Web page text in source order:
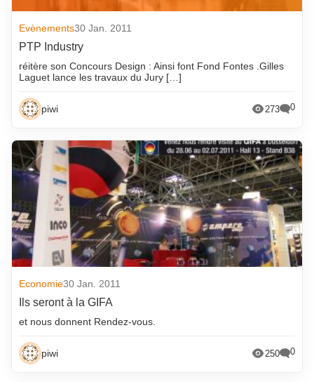
avril 2022
janvier 2022
décembre 2021
octobre 2021
septembre 2021
août 2021
juillet 2021
juin 2021
mai 2021
avril 2021
mars 2021
février 2021
janvier 2021
mai 2014
février 2014
novembre 2013
octobre 2013
septembre 2013
août 2013
juillet 2013
juin 2013
mars 2013
Evènements30 Jan. 2011
PTP Industry
réitère son Concours Design : Ainsi font Fond Fontes .Gilles
Laguet lance les travaux du Jury […]
piwi 273 0
Economie30 Jan. 2011
Ils seront à la GIFA
et nous donnent Rendez-vous.
piwi 250 0